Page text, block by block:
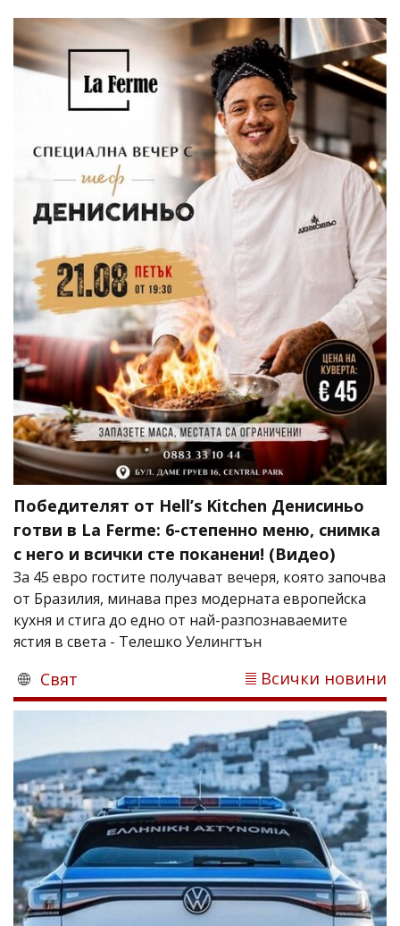
Победителят от Hell’s Kitchen Денисиньо
готви в La Ferme: 6-степенно меню, снимка
с него и всички сте поканени! (Видео)
За 45 евро гостите получават вечеря, която започва
от Бразилия, минава през модерната европейска
кухня и стига до едно от най-разпознаваемите
ястия в света - Телешко Уелингтън
Свят Всички новини